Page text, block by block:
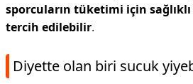
sporcuların tüketimi için
tercih edilebilir.
Diyette olan biri sucuk